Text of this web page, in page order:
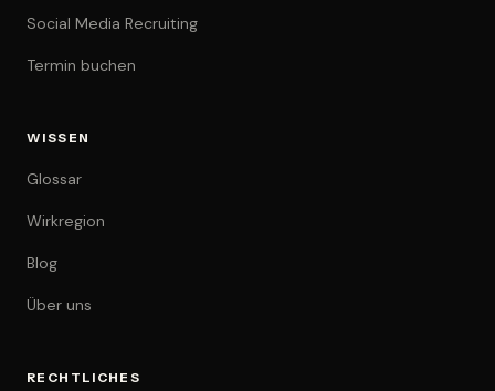
Social Media Recruiting
Termin buchen
WISSEN
Glossar
Wirkregion
Blog
Über uns
RECHTLICHES